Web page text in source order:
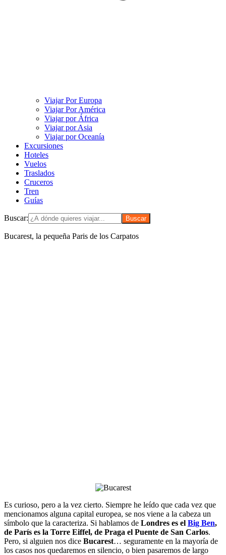
Viajar Por Europa
Viajar Por América
Viajar por África
Viajar por Asia
Viajar por Oceanía
Excursiones
Hoteles
Vuelos
Traslados
Cruceros
Tren
Guías
Buscar:
Bucarest, la pequeña Paris de los Carpatos
Es curioso, pero a la vez cierto. Siempre he leído que cada vez que
mencionamos alguna capital europea, se nos viene a la cabeza un
símbolo que la caracteriza. Si hablamos de Londres es el Big Ben,
de París es la Torre Eiffel, de Praga el Puente de San Carlos.
Pero, si alguien nos dice Bucarest… seguramente en la mayoría de
los casos nos quedaremos en silencio, o bien pasaremos de largo